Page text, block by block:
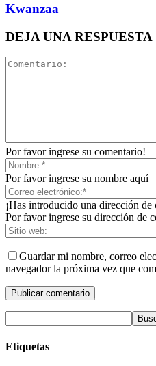
Kwanzaa
DEJA UNA RESPUESTA
Por favor ingrese su comentario!
Por favor ingrese su nombre aquí
¡Has introducido una dirección
Por favor ingrese su dirección de
Guardar mi nombre, correo
navegador la próxima vez que
Etiquetas